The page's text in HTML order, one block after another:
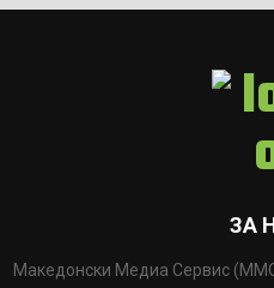
ЗА
Македонски Медиа Сервис